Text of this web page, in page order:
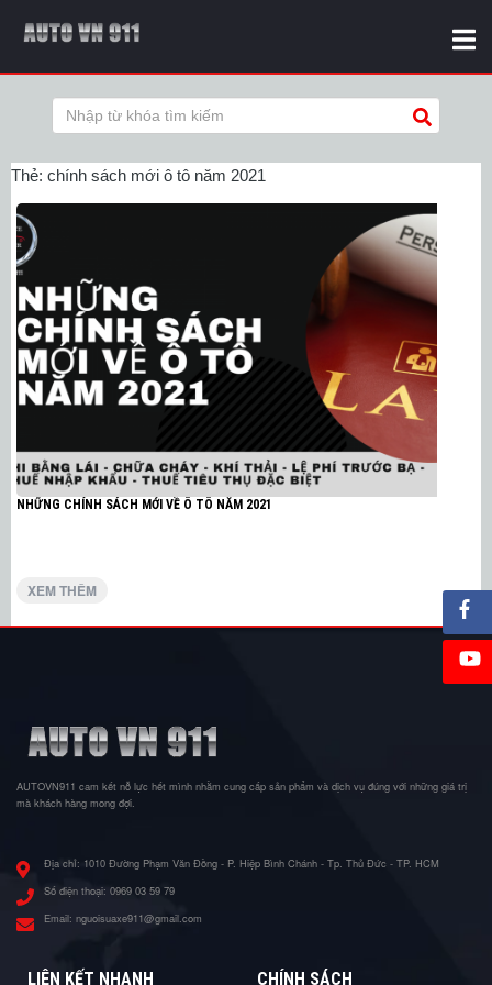
Thẻ: chính sách mới ô tô năm 2021
NHỮNG CHÍNH SÁCH MỚI VỀ Ô TÔ NĂM 2021
XEM THÊM
AUTOVN911 cam kết nỗ lực hết mình nhằm cung cấp sản phẩm và dịch vụ đúng với những giá trị
mà khách hàng mong đợi.
Địa chỉ: 1010 Đường Phạm Văn Đồng - P. Hiệp Bình Chánh - Tp. Thủ Đức - TP. HCM
Số điện thoại: 0969 03 59 79
Email: nguoisuaxe911@gmail.com
LIÊN KẾT NHANH CHÍNH SÁCH